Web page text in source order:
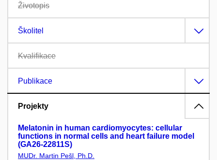
Životopis
Školitel
Kvalifikace
Publikace
Projekty
Melatonin in human cardiomyocytes: cellular
functions in normal cells and heart failure model
(GA26-22811S)
MUDr. Martin Pešl, Ph.D.